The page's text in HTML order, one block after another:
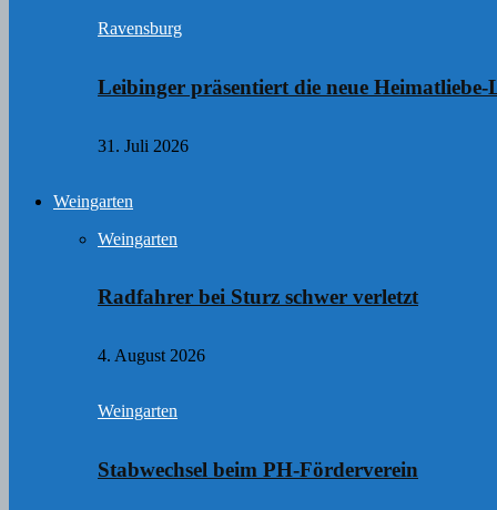
Ravensburg
Leibinger präsentiert die neue Heimatliebe-
31. Juli 2026
Weingarten
Weingarten
Radfahrer bei Sturz schwer verletzt
4. August 2026
Weingarten
Stabwechsel beim PH-Förderverein